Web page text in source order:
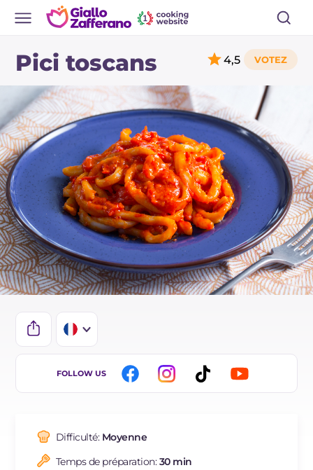
Pici toscans 4,5
IT
ES
BR
FOLLOW US
Difficulté: Moyenne
Temps de préparation:30 min